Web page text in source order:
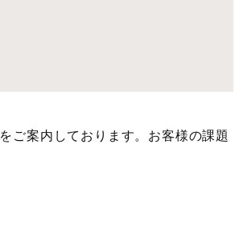
ご案内しております。お客様の課題